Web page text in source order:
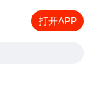
打开APP